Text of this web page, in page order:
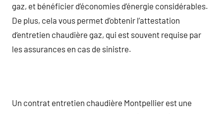
gaz, et bénéficier d’économies d’énergie considérables.
De plus, cela vous permet d’obtenir l’attestation
d’entretien chaudière gaz, qui est souvent requise par
les assurances en cas de sinistre.
Un contrat entretien chaudière Montpellier est une